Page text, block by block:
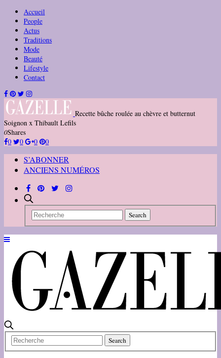
Accueil
People
Actus
Traditions
Mode
Beauté
Lifestyle
Contact
Recette bûche roulée au chèvre et butternut
Soignon x Thibault Lefils
0Shares
0
0 0 0
S’ABONNER
ANCIENS NUMÉROS